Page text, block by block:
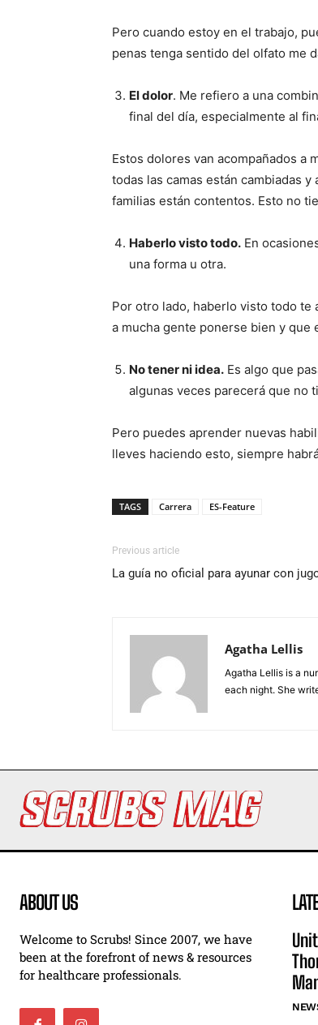
Pero cuando estoy en el trabajo,
penas tenga sentido del olfato me
El dolor. Me refiero a una
final del día, especialmente al
Estos dolores van acompañados a
todas las camas están cambiadas
familias están contentos. Esto no
Haberlo visto todo. En
una forma u otra.
Por otro lado, haberlo visto todo te
a mucha gente ponerse bien y
No tener ni idea. Es algo que
algunas veces parecerá que no
Pero puedes aprender nuevas
lleves haciendo esto, siempre
TAGS Carrera ES-Feature
Previous article
La guía no oficial para ayunar con
Agatha Lellis
Agatha Lellis is a
each night. She
ABOUT US
Welcome to Scrubs! Since 2007, we have
been at the forefront of news & resources
for healthcare professionals.